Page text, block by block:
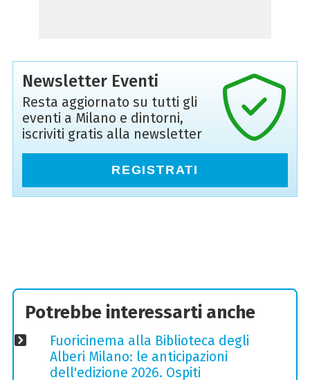
Newsletter Eventi
Resta aggiornato su tutti gli
eventi a Milano e dintorni,
iscriviti gratis alla newsletter
REGISTRATI
Potrebbe interessarti anche
Fuoricinema alla Biblioteca degli
Alberi Milano: le anticipazioni
dell'edizione 2026. Ospiti